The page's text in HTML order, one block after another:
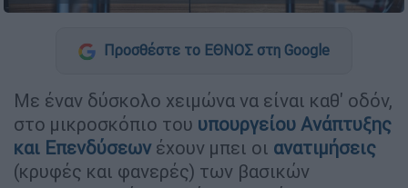
Προσθέστε το ΕΘΝΟΣ στη Google
Με έναν δύσκολο χειμώνα να είναι καθ' οδόν,
στο μικροσκόπιο του υπουργείου Ανάπτυξης
και Επενδύσεωνέχουν μπει οι ανατιμήσεις
(κρυφές και φανερές) των βασικών